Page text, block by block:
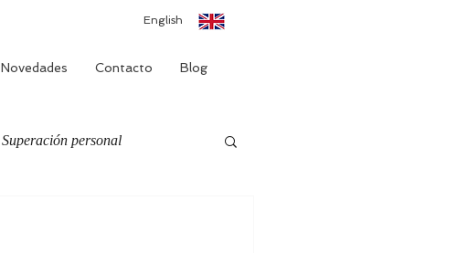
English
Novedades Contacto Blog
Superación personal